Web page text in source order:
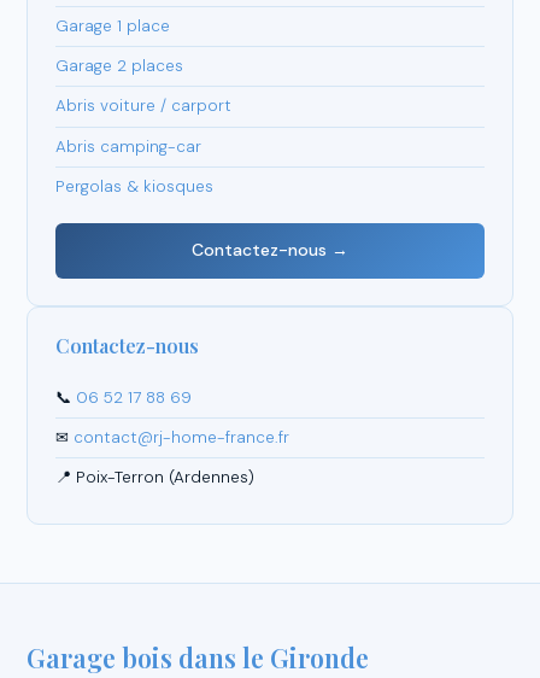
Garage 1 place
Garage 2 places
Abris voiture / carport
Abris camping-car
Pergolas & kiosques
Contactez-nous →
Contactez-nous
📞 06 52 17 88 69
✉ contact@rj-home-france.fr
📍 Poix-Terron (Ardennes)
Garage bois dans le Gironde